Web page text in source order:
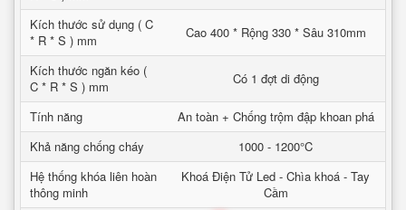
Kích thước sử dụng ( C
* R * S ) mm
Cao 400 * Rộng 330 * Sâu 310mm
Kích thước ngăn kéo (
C * R * S ) mm
Có 1 đợt di động
Tính năng
An toàn + Chống trộm đập khoan phá
Khả năng chống cháy
1000 - 1200°C
Hệ thống khóa liên hoàn
thông minh
Khoá Điện Tử Led - Chìa khoá - Tay
Cầm